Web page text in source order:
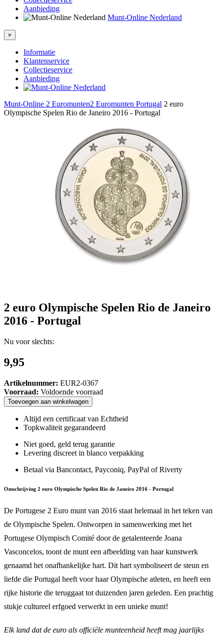
Aanbieding
Munt-Online Nederland
×
Informatie
Klantenservice
Collectieservice
Aanbieding
Munt-Online 2 Euromunten2 Euromunten Portugal 2 euro
Olympische Spelen Rio de Janeiro 2016 - Portugal
2 euro Olympische Spelen Rio de Janeiro
2016 - Portugal
Nu voor slechts:
9,95
Artikelnummer: EUR2-0367
Voorraad: Voldoende voorraad
Toevoegen aan winkelwagen
Altijd een certificaat van Echtheid
Topkwaliteit gegarandeerd
Niet goed, geld terug garantie
Levering discreet in blanco verpakking
Betaal via Bancontact, Payconiq, PayPal of Riverty
Omschrijving 2 euro Olympische Spelen Rio de Janeiro 2016 - Portugal
De Portugese 2 Euro munt van 2016 staat helemaal in het teken van
de Olympische Spelen. Ontworpen in samenwerking met het
Portugese Olympisch Comité door de getalenteerde Joana
Vasconcelos, toont de munt een afbeelding van haar kunstwerk
genaamd het onafhankelijke hart. Dit hart symboliseert de steun en
liefde die Portugal heeft voor haar Olympische atleten, en heeft een
rijke historie die teruggaat tot duizenden jaren geleden. Een prachtig
stukje cultureel erfgoed verwerkt in een unieke munt!
Elk land dat de euro als officiële munteenheid heeft mag jaarlijks